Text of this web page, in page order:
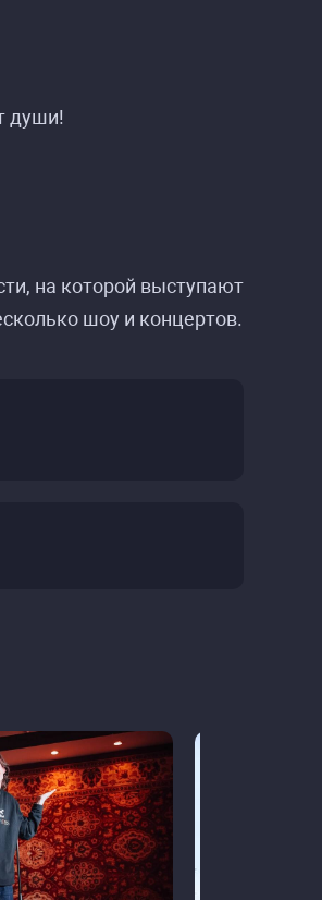
души!
на которой выступают
шоу и концертов.